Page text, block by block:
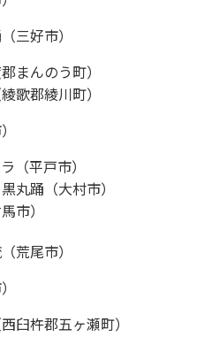
三好市）
まんのう町）
歌郡綾川町）
（平戸市）
丸踊（大村市）
市）
荒尾市）
臼杵郡五ヶ瀬町）